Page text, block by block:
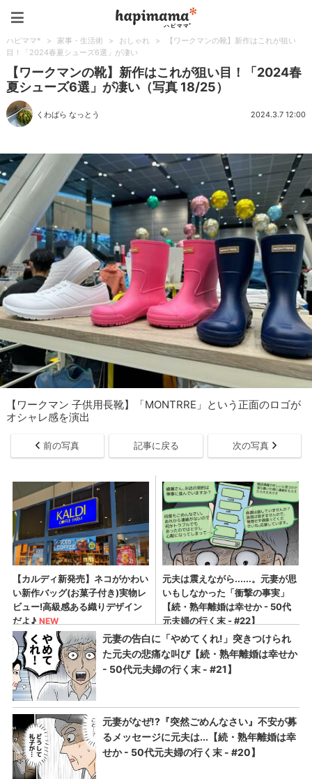
ハピママ* > 家事・生活術 > おしゃれ >
【ワークマンの靴】新作はこれが狙い
目！「2024春夏シューズ6選」が凄い
【ワークマンの靴】新作はこれが狙い目！「2024春
夏シューズ6選」が凄い（写真 18/25）
くわばら なっとう 2024.3.7 12:00
【ワークマン 子供用長靴】「MONTRRE」という正面のロゴが
オシャレ感を演出
前の写真 記事に戻る 次の写真